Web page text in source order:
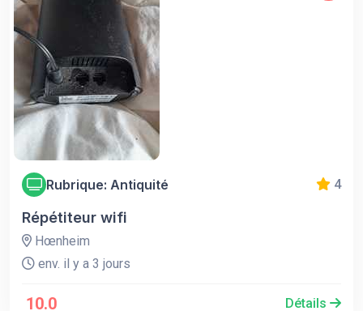
Rubrique: Antiquité 4
Répétiteur wifi
Hœnheim
env. il y a 3 jours
10.0 Détails